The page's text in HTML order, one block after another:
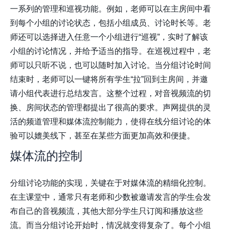
一系列的管理和巡视功能。例如，老师可以在主房间中看
到每个小组的讨论状态，包括小组成员、讨论时长等。老
师还可以选择进入任意一个小组进行“巡视”，实时了解该
小组的讨论情况，并给予适当的指导。在巡视过程中，老
师可以只听不说，也可以随时加入讨论。当分组讨论时间
结束时，老师可以一键将所有学生“拉”回到主房间，并邀
请小组代表进行总结发言。这整个过程，对音视频流的切
换、房间状态的管理都提出了很高的要求。声网提供的灵
活的频道管理和媒体流控制能力，使得在线分组讨论的体
验可以媲美线下，甚至在某些方面更加高效和便捷。
媒体流的控制
分组讨论功能的实现，关键在于对媒体流的精细化控制。
在主课堂中，通常只有老师和少数被邀请发言的学生会发
布自己的音视频流，其他大部分学生只订阅和播放这些
流。而当分组讨论开始时，情况就变得复杂了。每个小组